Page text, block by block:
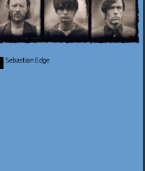
Sebastian Edge